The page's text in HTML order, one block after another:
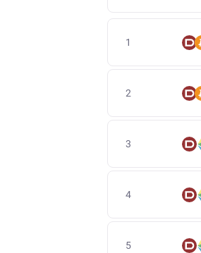
1
2
3
4
5